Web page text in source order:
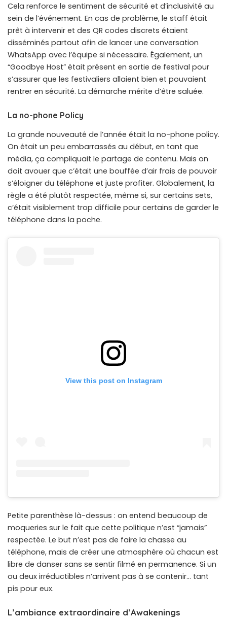
Cela renforce le sentiment de sécurité et d’inclusivité au
sein de l’événement. En cas de problème, le staff était
prêt à intervenir et des QR codes discrets étaient
disséminés partout afin de lancer une conversation
WhatsApp avec l’équipe si nécessaire. Également, un
“Goodbye Host” était présent en sortie de festival pour
s’assurer que les festivaliers allaient bien et pouvaient
rentrer en sécurité. La démarche mérite d’être saluée.
La no-phone Policy
La grande nouveauté de l’année était la no-phone policy.
On était un peu embarrassés au début, en tant que
média, ça compliquait le partage de contenu. Mais on
doit avouer que c’était une bouffée d’air frais de pouvoir
s’éloigner du téléphone et juste profiter. Globalement, la
règle a été plutôt respectée, même si, sur certains sets,
c’était visiblement trop difficile pour certains de garder le
téléphone dans la poche.
View this post on Instagram
Petite parenthèse là-dessus : on entend beaucoup de
moqueries sur le fait que cette politique n’est “jamais”
respectée. Le but n’est pas de faire la chasse au
téléphone, mais de créer une atmosphère où chacun est
libre de danser sans se sentir filmé en permanence. Si un
ou deux irréductibles n’arrivent pas à se contenir… tant
pis pour eux.
L’ambiance extraordinaire d’Awakenings